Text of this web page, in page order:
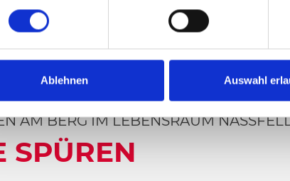
Ablehnen Auswahl
AM BERG IM LEBENSRAUM
SPÜREN